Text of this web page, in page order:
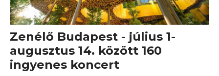
Zenélő Budapest - július 1-
augusztus 14. között 160
ingyenes koncert